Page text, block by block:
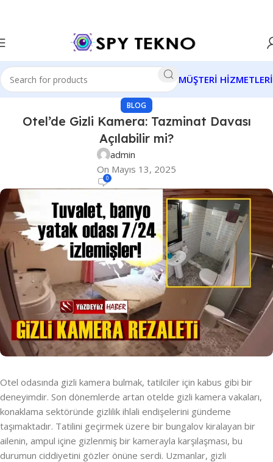
MÜŞTERİ HİZMETLERİ
BLOG
Otel’de Gizli Kamera: Tazminat Davası
Açılabilir mi?
admin
On Mayıs 13, 2025
0
Otel odasında gizli kamera bulmak, tatilciler için kabus gibi bir
deneyimdir. Son dönemlerde artan otelde gizli kamera vakaları,
konaklama sektöründe gizlilik ihlali endişelerini gündeme
taşımaktadır. Tatilini geçirmek üzere bir bungalov kiralayan bir
ailenin, ampul içine gizlenmiş bir kamerayla karşılaşması, bu
durumun ciddiyetini gözler önüne serdi. Uzmanlar, gizli